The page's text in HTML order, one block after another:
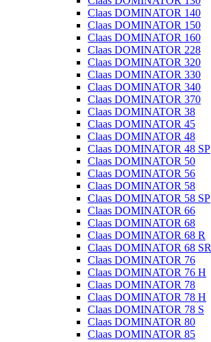
Claas DOMINATOR 140
Claas DOMINATOR 150
Claas DOMINATOR 160
Claas DOMINATOR 228
Claas DOMINATOR 320
Claas DOMINATOR 330
Claas DOMINATOR 340
Claas DOMINATOR 370
Claas DOMINATOR 38
Claas DOMINATOR 45
Claas DOMINATOR 48
Claas DOMINATOR 48 SP
Claas DOMINATOR 50
Claas DOMINATOR 56
Claas DOMINATOR 58
Claas DOMINATOR 58 SP
Claas DOMINATOR 66
Claas DOMINATOR 68
Claas DOMINATOR 68 R
Claas DOMINATOR 68 SR
Claas DOMINATOR 76
Claas DOMINATOR 76 H
Claas DOMINATOR 78
Claas DOMINATOR 78 H
Claas DOMINATOR 78 S
Claas DOMINATOR 80
Claas DOMINATOR 85